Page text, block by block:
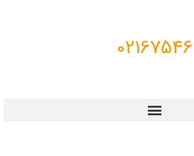
02167546